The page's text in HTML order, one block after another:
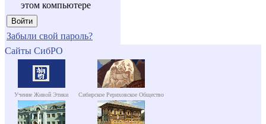
этом компьютере
Забыли свой пароль?
Сайты СибРО
Учение Живой Этики Сибирское Рериховское Общество